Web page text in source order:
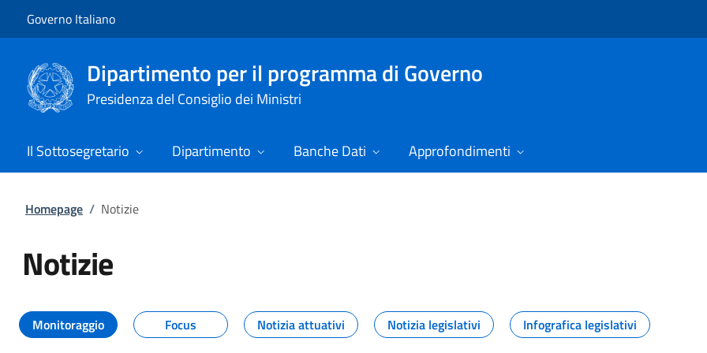
Governo Italiano
Dipartimento per il programma di Governo
Presidenza del Consiglio dei Ministri
Il Sottosegretario Dipartimento Banche Dati Approfondimenti
Homepage / Notizie
Notizie
Tutti i contenuti della pagina Notizie
Monitoraggio Focus Notizia attuativi Notizia legislativi Infografica legislativi